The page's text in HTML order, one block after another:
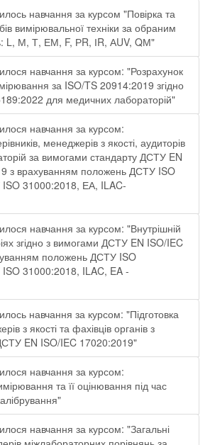
навчання за курсом "Повірка та
вимірювальної техніки за обраним
L, М, Т, ЕМ, F, РR, ІR, АUV, QМ"
навчання за курсом: "Розрахунок
за ISO/TS 20914:2019 згідно
для медичних лабораторій"
навчання за курсом:
менеджерів з якості, аудиторів
за вимогами стандарту ДСТУ EN
з врахуванням положень ДСТУ ISO
31000:2018, ЕА, ILAC-
навчання за курсом: "Внутрішній
згідно з вимогами ДСТУ EN ISO/IEC
положень ДСТУ ISO
31000:2018, ILAC, EA -
навчання за курсом: "Підготовка
з якості та фахівців органів з
EN ISO/IEC 17020:2019"
навчання за курсом:
та її оцінювання під час
навчання за курсом: "Загальні